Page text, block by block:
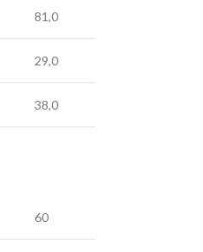
81,0
29,0
38,0
60